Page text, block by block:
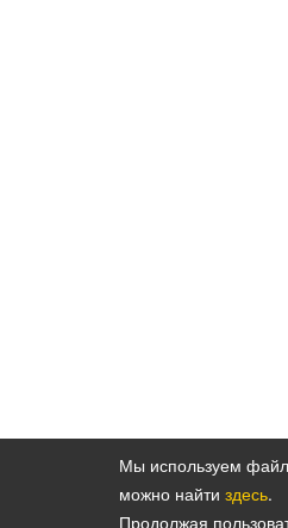
Политика
Мы используем
можно найти здесь.
Продолжая